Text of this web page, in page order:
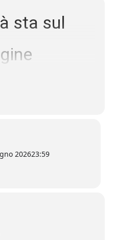
sta sul
e
des Lengas
202623:59